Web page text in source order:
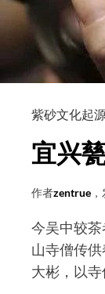
紫砂文化起
宜兴
作者zentrue
今吴中较
山寺僧传
大彬，以